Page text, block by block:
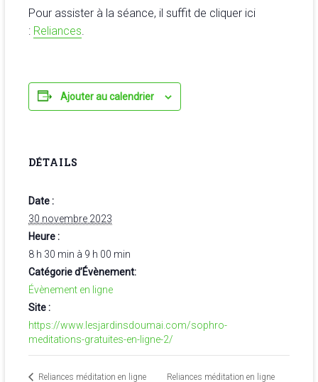
Pour assister à la séance, il suffit de cliquer ici
: Reliances
Ajouter au calendrier
DÉTAILS
Date :
30 novembre 2023
Heure :
8 h 30 min à 9 h 00 min
Catégorie d’Évènement:
Évènement en ligne
Site :
https://www.lesjardinsdoumai.com/sophro-
meditations-gratuites-en-ligne-2/
Reliances méditation en ligne Reliances méditation en ligne